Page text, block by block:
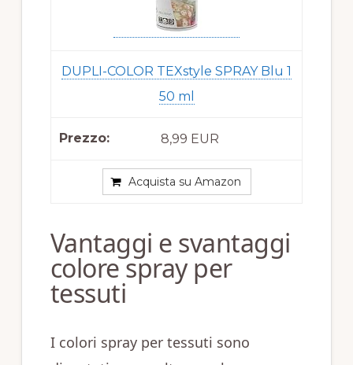
DUPLI-COLOR TEXstyle SPRAY Blu 1
50 ml
8,99 EUR
Acquista su Amazon
Vantaggi e svantaggi
colore spray per
tessuti
I colori spray per tessuti sono